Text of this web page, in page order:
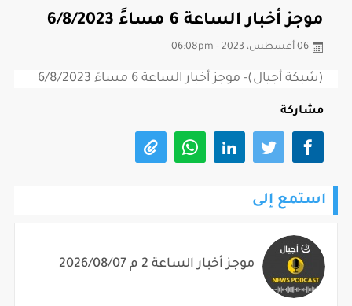
موجز أخبار الساعة 6 مساءً 6/8/2023
06 أغسطس، 2023 - 06:08pm
(شبكة أجيال)- موجز أخبار الساعة 6 مساءً 6/8/2023
مشاركة
استمع إلى
موجز أخبار الساعة 2 م 2026/08/07